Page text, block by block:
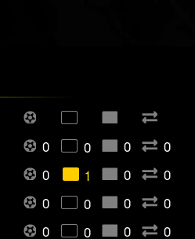
0 0 0
0
0 1 0
0
0 0 0
0
0 0 0
0